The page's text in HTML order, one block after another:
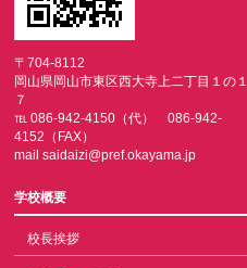
〒704-8112
岡山県岡山市東区西大寺上二丁目１の１
７
℡ 086-942-4150（代） 086-942-
4152（FAX）
mail saidaizi@pref.okayama.jp
学校概要
校長挨拶